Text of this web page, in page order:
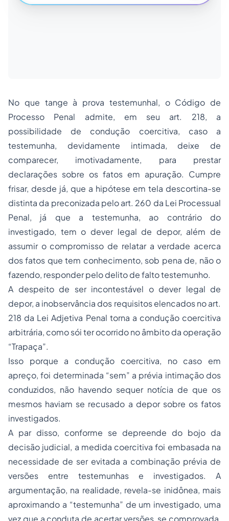
No que tange à prova testemunhal, o Código de
Processo Penal admite, em seu art. 218, a
possibilidade de condução coercitiva, caso a
testemunha, devidamente intimada, deixe de
comparecer, imotivadamente, para prestar
declarações sobre os fatos em apuração. Cumpre
frisar, desde já, que a hipótese em tela descortina-se
distinta da preconizada pelo art. 260 da Lei Processual
Penal, já que a testemunha, ao contrário do
investigado, tem o dever legal de depor, além de
assumir o compromisso de relatar a verdade acerca
dos fatos que tem conhecimento, sob pena de, não o
fazendo, responder pelo delito de falto testemunho.
A despeito de ser incontestável o dever legal de
depor, a inobservância dos requisitos elencados no art.
218 da Lei Adjetiva Penal torna a condução coercitiva
arbitrária, como sói ter ocorrido no âmbito da operação
“Trapaça”.
Isso porque a condução coercitiva, no caso em
apreço, foi determinada “sem” a prévia intimação dos
conduzidos, não havendo sequer notícia de que os
mesmos haviam se recusado a depor sobre os fatos
investigados.
A par disso, conforme se depreende do bojo da
decisão judicial, a medida coercitiva foi embasada na
necessidade de ser evitada a combinação prévia de
versões entre testemunhas e investigados. A
argumentação, na realidade, revela-se inidônea, mais
aproximando a “testemunha” de um investigado, uma